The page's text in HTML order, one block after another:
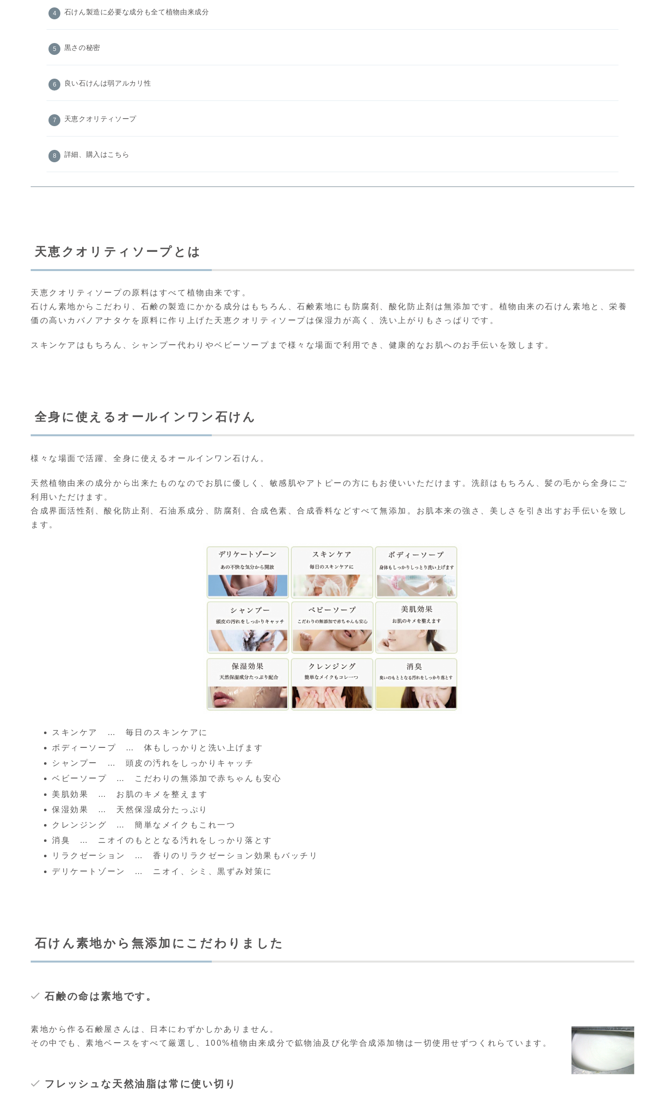
石けん製造に必要な成分も全て植物由来成分
黒さの秘密
良い石けんは弱アルカリ性
天恵クオリティソープ
詳細、購入はこちら
天恵クオリティソープとは
天恵クオリティソープの原料はすべて植物由来です。
石けん素地からこだわり、石鹸の製造にかかる成分はもちろん、石鹸素地にも防腐剤、酸化防止剤は無添加です。植物由来の石けん素地と、栄養
価の高いカバノアナタケを原料に作り上げた天恵クオリティソープは保湿力が高く、洗い上がりもさっぱりです。
スキンケアはもちろん、シャンプー代わりやベビーソープまで様々な場面で利用でき、健康的なお肌へのお手伝いを致します。
全身に使えるオールインワン石けん
様々な場面で活躍、全身に使えるオールインワン石けん。
天然植物由来の成分から出来たものなのでお肌に優しく、敏感肌やアトピーの方にもお使いいただけます。洗顔はもちろん、髪の毛から全身にご
利用いただけます。
合成界面活性剤、酸化防止剤、石油系成分、防腐剤、合成色素、合成香料などすべて無添加。お肌本来の強さ、美しさを引き出すお手伝いを致し
ます。
スキンケア … 毎日のスキンケアに
ボディーソープ … 体もしっかりと洗い上げます
シャンプー … 頭皮の汚れをしっかりキャッチ
ベビーソープ … こだわりの無添加で赤ちゃんも安心
美肌効果 … お肌のキメを整えます
保湿効果 … 天然保湿成分たっぷり
クレンジング … 簡単なメイクもこれ一つ
消臭 … ニオイのもととなる汚れをしっかり落とす
リラクゼーション … 香りのリラクゼーション効果もバッチリ
デリケートゾーン … ニオイ、シミ、黒ずみ対策に
石けん素地から無添加にこだわりました
石鹸の命は素地です。
素地から作る石鹸屋さんは、日本にわずかしかありません。
その中でも、素地ベースをすべて厳選し、100%植物由来成分で鉱物油及び化学合成添加物は一切使用せずつくれらています。
フレッシュな天然油脂は常に使い切り